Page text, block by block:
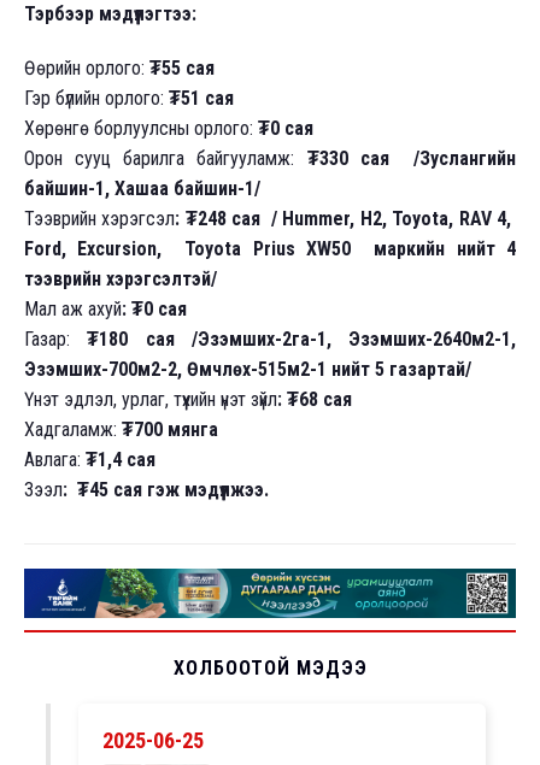
Тэрбээр мэдүүлэгтээ:
Өөрийн орлого: ₮55 сая
Гэр бүлийн орлого: ₮51 сая
Хөрөнгө борлуулсны орлого: ₮0 сая
Орон сууц барилга байгууламж: ₮330 сая /Зуслангийн
байшин-1, Хашаа байшин-1/
Тээврийн хэрэгсэл: ₮248 сая / Hummer, H2, Toyota, RAV 4,
Ford, Excursion, Toyota Prius XW50 маркийн нийт 4
тээврийн хэрэгсэлтэй/
Мал аж ахуй: ₮0 сая
Газар:
₮180 сая /Эзэмших-2га-1, Эзэмших-2640м2-1,
Эзэмших-700м2-2, Өмчлөх-515м2-1 нийт 5 газартай/
Үнэт эдлэл, урлаг, түүхийн үнэт зүйл: ₮68 сая
Хадгаламж: ₮700 мянга
Авлага: ₮1,4 сая
Зээл: ₮45 сая гэж мэдүүлжээ.
ХОЛБООТОЙ МЭДЭЭ
2025-06-25